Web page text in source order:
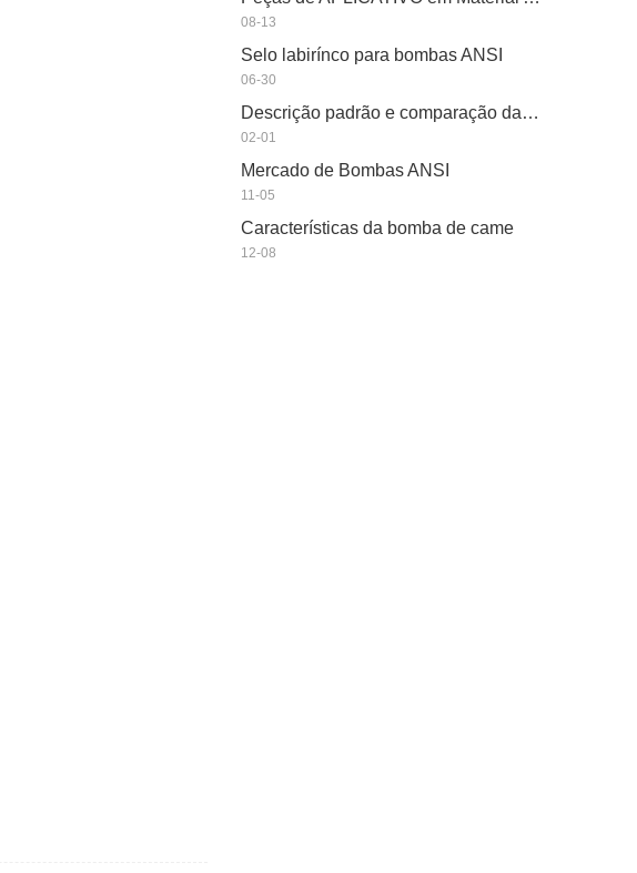
08-13
Selo labirínco para bombas ANSI
06-30
Descrição padrão e comparação da bomba centrífuga na indústria petroquímica
02-01
Mercado de Bombas ANSI
11-05
Características da bomba de came
12-08